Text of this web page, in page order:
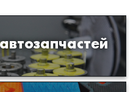
деталей
для подвески
автомобиля